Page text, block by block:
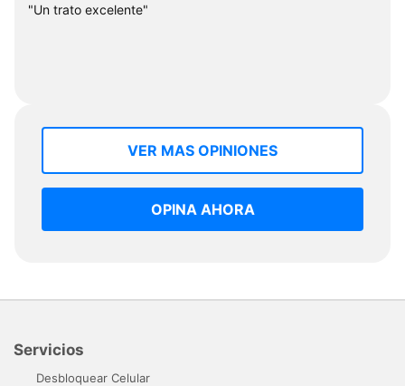
"Un trato excelente"
VER MAS OPINIONES
OPINA AHORA
Servicios
Desbloquear Celular